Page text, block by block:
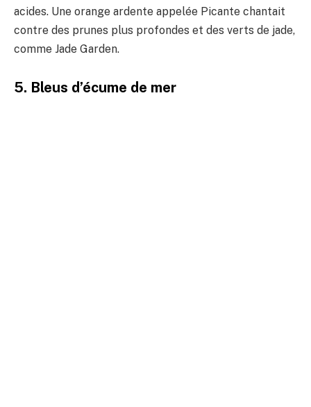
acides. Une orange ardente appelée Picante chantait
contre des prunes plus profondes et des verts de jade,
comme Jade Garden.
5. Bleus d’écume de mer